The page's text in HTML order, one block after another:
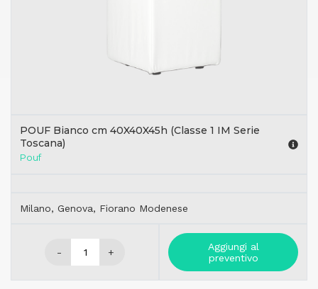
POUF Bianco cm 40X40X45h (Classe 1 IM Serie
Toscana)
Pouf
Milano, Genova, Fiorano Modenese
- +
Aggiungi al
preventivo